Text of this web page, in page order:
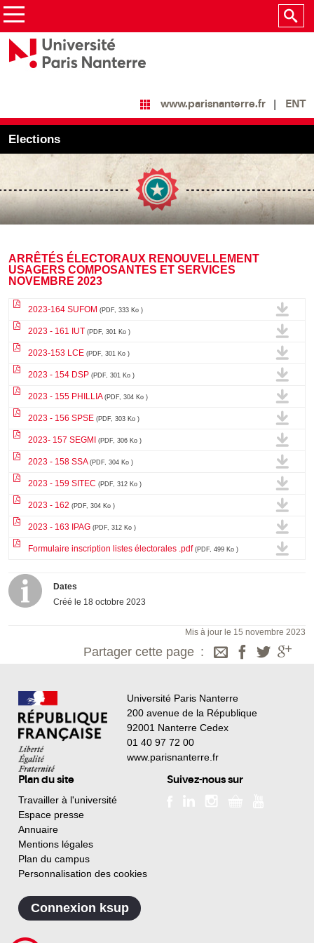
www.parisnanterre.fr ENT
Elections
ARRÊTÉS ÉLECTORAUX RENOUVELLEMENT
USAGERS COMPOSANTES ET SERVICES
NOVEMBRE 2023
2023-164 SUFOM (PDF, 333 Ko )
2023 - 161 IUT (PDF, 301 Ko )
2023-153 LCE (PDF, 301 Ko )
2023 - 154 DSP (PDF, 301 Ko )
2023 - 155 PHILLIA (PDF, 304 Ko )
2023 - 156 SPSE (PDF, 303 Ko )
2023- 157 SEGMI (PDF, 306 Ko )
2023 - 158 SSA (PDF, 304 Ko )
2023 - 159 SITEC (PDF, 312 Ko )
2023 - 162 (PDF, 304 Ko )
2023 - 163 IPAG (PDF, 312 Ko )
Formulaire inscription listes électorales .pdf (PDF, 499 Ko )
Dates
Créé le 18 octobre 2023
Mis à jour le 15 novembre 2023
Partager cette page
Université Paris Nanterre
200 avenue de la République
92001 Nanterre Cedex
01 40 97 72 00
www.parisnanterre.fr
Plan du site
Travailler à l'université
Espace presse
Annuaire
Mentions légales
Plan du campus
Personnalisation des cookies
Suivez-nous sur
Connexion ksup